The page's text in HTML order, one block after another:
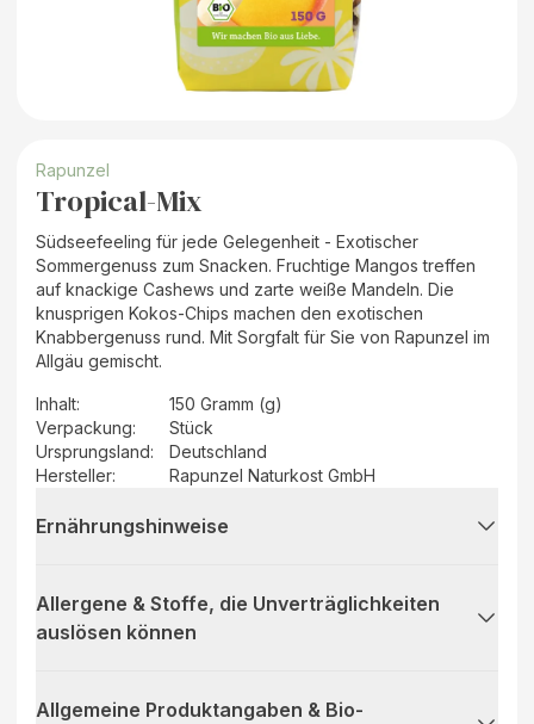
Rapunzel
Tropical-Mix
Südseefeeling für jede Gelegenheit - Exotischer
Sommergenuss zum Snacken. Fruchtige Mangos treffen
auf knackige Cashews und zarte weiße Mandeln. Die
knusprigen Kokos-Chips machen den exotischen
Knabbergenuss rund. Mit Sorgfalt für Sie von Rapunzel im
Allgäu gemischt.
Inhalt:
150 Gramm (g)
Verpackung:
Stück
Ursprungsland:
Deutschland
Hersteller: Rapunzel Naturkost GmbH
Ernährungshinweise
Allergene & Stoffe, die Unverträglichkeiten
auslösen können
Allgemeine Produktangaben & Bio-